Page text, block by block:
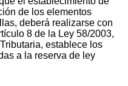
de los elementos
deberá realizarse con
8 de la Ley 58/2003,
establece los
a la reserva de ley